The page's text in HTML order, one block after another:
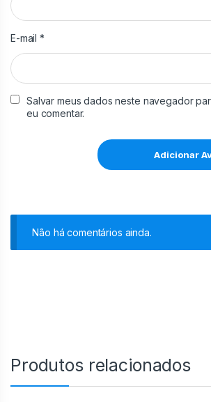
E-mail*
Salvar meus dados neste navegador
eu comentar.
Não há comentários ainda.
Produtos relacionados